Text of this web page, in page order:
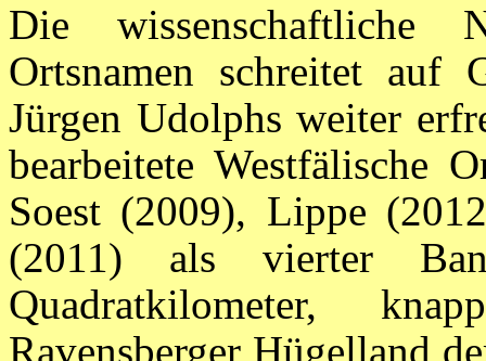
Die wissenschaftliche
Ortsnamen schreitet auf
Jürgen Udolphs weiter
bearbeitete Westfälische
Soest (2009), Lippe
(2011) als vierter
Quadratkilometer,
Ravensberger Hügelland